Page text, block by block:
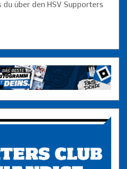
du über den HSV Supporters